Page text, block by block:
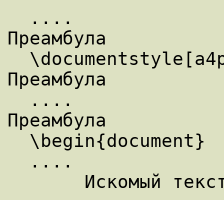
Преамбула
Преамбула
Преамбула